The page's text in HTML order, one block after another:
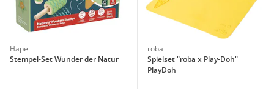
Hape
Stempel-Set Wunder der Natur
roba
Spielset "roba x Play-Doh"
PlayDoh